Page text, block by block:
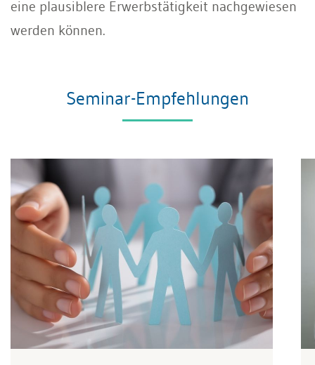
eine plausiblere Erwerbstätigkeit nachgewiesen
werden können.
Seminar-Empfehlungen